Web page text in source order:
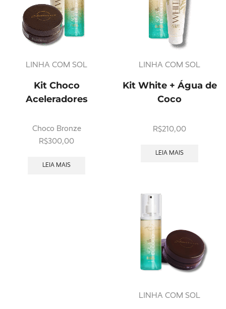
LINHA COM SOL
Kit Choco
Aceleradores
Choco Bronze
R$300,00
LEIA MAIS
LINHA COM SOL
Kit White + Água de
Coco
R$210,00
LEIA MAIS
LINHA COM SOL